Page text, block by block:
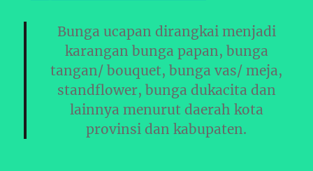
Bunga ucapan dirangkai menjadi
karangan bunga papan, bunga
tangan/ bouquet, bunga vas/ meja,
standflower, bunga dukacita dan
lainnya menurut daerah kota
provinsi dan kabupaten.